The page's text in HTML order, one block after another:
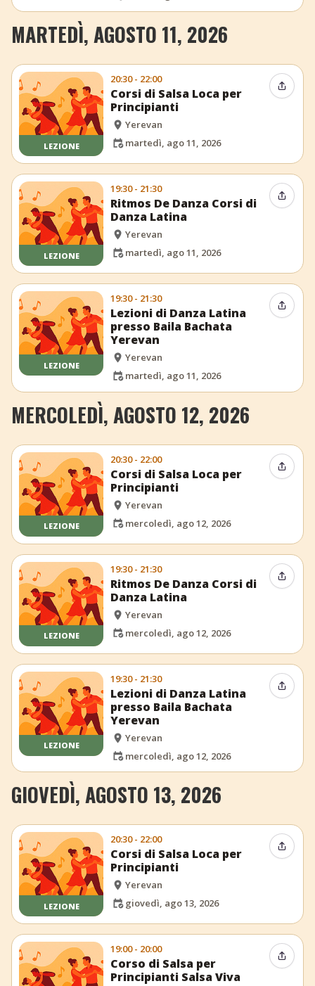
MARTEDÌ, AGOSTO 11, 2026
LEZIONE
20:30 - 22:00
Corsi di Salsa Loca per
Principianti
Yerevan
martedì, ago 11, 2026
LEZIONE
19:30 - 21:30
Ritmos De Danza Corsi di
Danza Latina
Yerevan
martedì, ago 11, 2026
LEZIONE
19:30 - 21:30
Lezioni di Danza Latina
presso Baila Bachata
Yerevan
Yerevan
martedì, ago 11, 2026
MERCOLEDÌ, AGOSTO 12, 2026
LEZIONE
20:30 - 22:00
Corsi di Salsa Loca per
Principianti
Yerevan
mercoledì, ago 12, 2026
LEZIONE
19:30 - 21:30
Ritmos De Danza Corsi di
Danza Latina
Yerevan
mercoledì, ago 12, 2026
LEZIONE
19:30 - 21:30
Lezioni di Danza Latina
presso Baila Bachata
Yerevan
Yerevan
mercoledì, ago 12, 2026
GIOVEDÌ, AGOSTO 13, 2026
LEZIONE
20:30 - 22:00
Corsi di Salsa Loca per
Principianti
Yerevan
giovedì, ago 13, 2026
19:00 - 20:00
Corso di Salsa per
Principianti Salsa Viva